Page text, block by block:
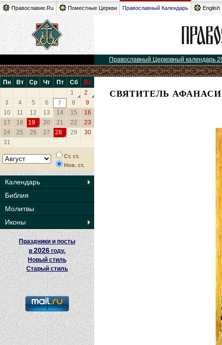
Православие.Ru Поместные Церкви Православный Календарь English
Православный Церковный календарь
Пн Вт Ср Чт Пт Сб
Вс
1
2
3
4 5 6 7 8
9
10
11 12 13 14 15
16
17
18 19 20 21 22
23
24
25 26 27 28 29
30
31
Ст. ст.
Нов. ст.
Календарь
Библия
Молитвы
Иконы
Праздники и посты
в2026 году.
Новый стиль
Старый стиль
СВЯТИТЕЛЬ